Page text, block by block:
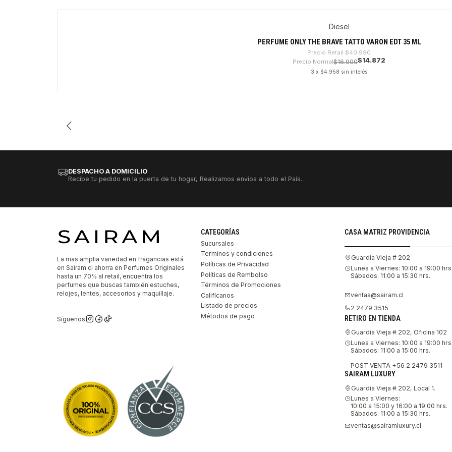
Diesel
PERFUME ONLY THE BRAVE TATTO VARON EDT 35 ML
Precio Retail $40.990
Precio Normal$16.900$14.872
3 x $4.958 sin interés
DESPACHO A DOMICILIO
Recibe tu pedido en la puerta de tu hogar, Realizamos envíos a todo el País.
La mas amplia variedad en fragancias está
en Sairam.cl ahorra en Perfumes Originales
hasta un 70% al retail, encuentra los
perfumes que buscas también estuches,
relojes, lentes, accesorios y maquillaje.
Síguenos
CATEGORÍAS
Sucursales
Terminos y condiciones
Políticas de Privacidad
Políticas de Rembolso
Términos de Promociones
Califícanos
Listado de precios
Métodos de pago
CASA MATRIZ PROVIDENCIA
Guardia Vieja # 202
Lunes a Viernes: 10:00 a 19:00 hrs.
Sábados: 11:00 a 15:30 hrs.
ventas@sairam.cl
2 2479 3515
RETIRO EN TIENDA
Guardia Vieja # 202, Oficina 102
Lunes a Viernes: 10:00 a 19:00 hrs.
Sábados: 11:00 a 15:00 hrs.
POST VENTA +56 2 2479 3511
SAIRAM LUXURY
Guardia Vieja # 202, Local 1.
Lunes a Viernes:
10:00 a 15:00 y 16:00 a 19:00 hrs.
Sábados: 11:00 a 15:30 hrs.
ventas@sairamluxury.cl